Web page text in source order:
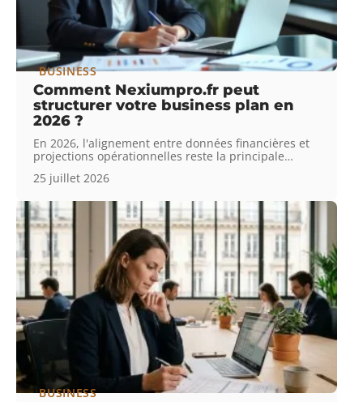
BUSINESS
Comment Nexiumpro.fr peut
structurer votre business plan en
2026 ?
En 2026, l'alignement entre données financières et
projections opérationnelles reste la principale…
25 juillet 2026
BUSINESS